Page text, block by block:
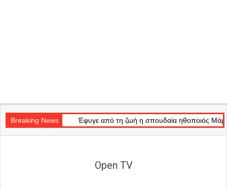
Navigation
Menu
Breaking News
Light» Έφυγε από τη ζωή η σπουδαία ηθοποιός Μάρω Κοντού
Open TV